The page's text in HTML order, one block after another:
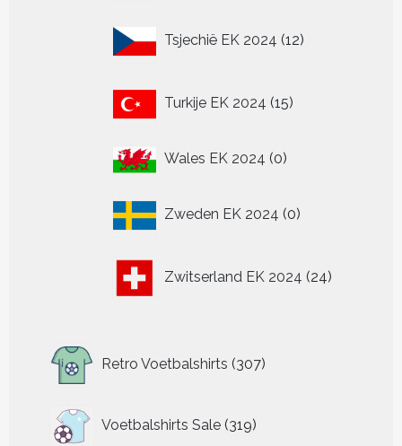
Tsjechië EK 2024 12
producten
Turkije EK 2024 15
producten
Wales EK 2024 00
Zweden EK 2024 0
producten
Zwitserland EK 2024 24
producten
Retro Voetbalshirts 307
producten
Voetbalshirts Sale 319
319
producten